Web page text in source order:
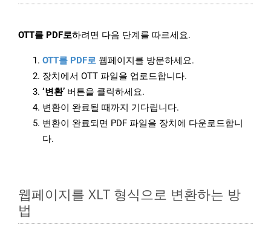
OTT를 PDF로하려면 다음 단계를 따르세요.
OTT를 PDF로 웹페이지를 방문하세요.
장치에서 OTT 파일을 업로드합니다.
‘변환’ 버튼을 클릭하세요.
변환이 완료될 때까지 기다립니다.
변환이 완료되면 PDF 파일을 장치에 다운로드합니
다.
웹페이지를 XLT 형식으로 변환하는 방
법